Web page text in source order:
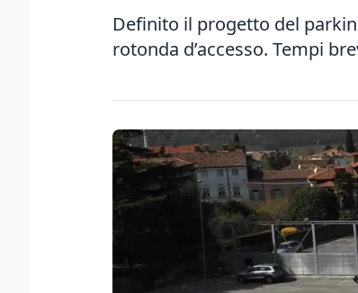
Definito il progetto del
rotonda d’accesso. Tempi